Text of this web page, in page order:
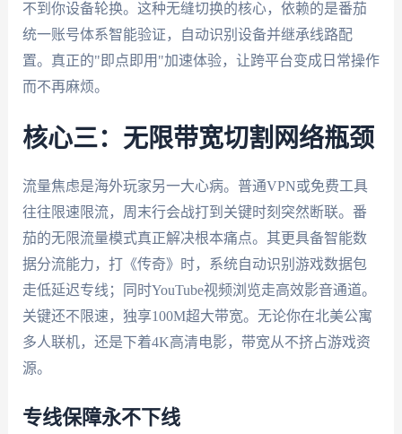
不到你设备轮换。这种无缝切换的核心，依赖的是番茄
统一账号体系智能验证，自动识别设备并继承线路配
置。真正的"即点即用"加速体验，让跨平台变成日常操作
而不再麻烦。
核心三：无限带宽切割网络瓶颈
流量焦虑是海外玩家另一大心病。普通VPN或免费工具
往往限速限流，周末行会战打到关键时刻突然断联。番
茄的无限流量模式真正解决根本痛点。其更具备智能数
据分流能力，打《传奇》时，系统自动识别游戏数据包
走低延迟专线；同时YouTube视频浏览走高效影音通道。
关键还不限速，独享100M超大带宽。无论你在北美公寓
多人联机，还是下着4K高清电影，带宽从不挤占游戏资
源。
专线保障永不下线